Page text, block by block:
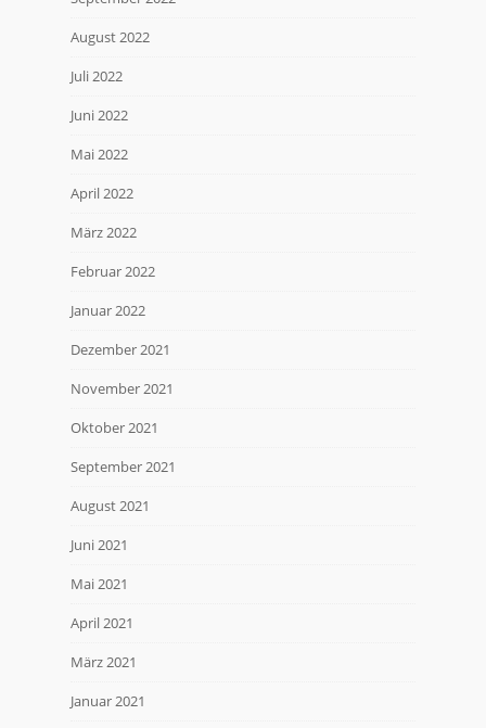
August 2022
Juli 2022
Juni 2022
Mai 2022
April 2022
März 2022
Februar 2022
Januar 2022
Dezember 2021
November 2021
Oktober 2021
September 2021
August 2021
Juni 2021
Mai 2021
April 2021
März 2021
Januar 2021